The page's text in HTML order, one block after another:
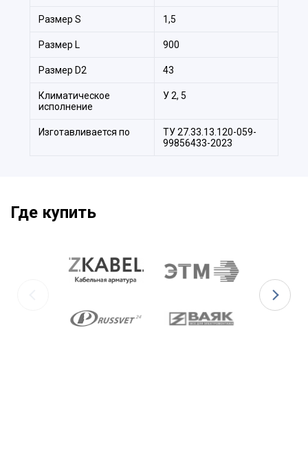
Размер S 1,5
Размер L 900
Размер D2 43
Климатическое
исполнение
У 2, 5
Изготавливается по
ТУ 27.33.13.120-059-
99856433-2023
Где купить